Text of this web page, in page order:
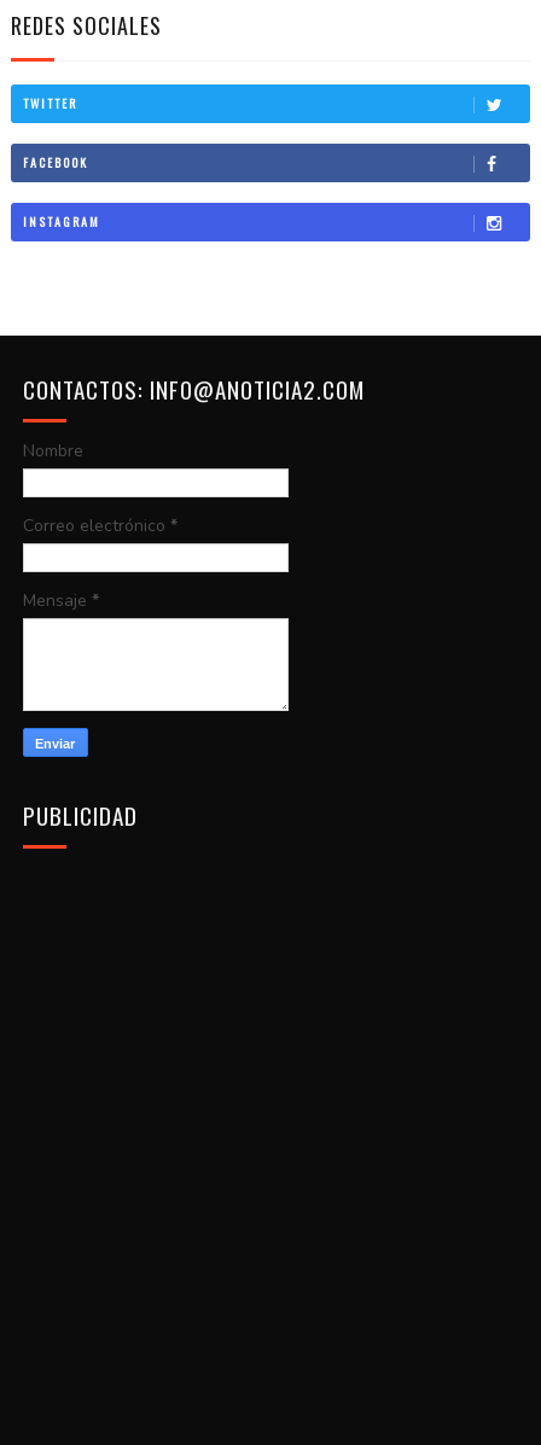
REDES SOCIALES
TWITTER
FACEBOOK
INSTAGRAM
CONTACTOS: INFO@ANOTICIA2.COM
Nombre
Correo electrónico *
Mensaje *
PUBLICIDAD